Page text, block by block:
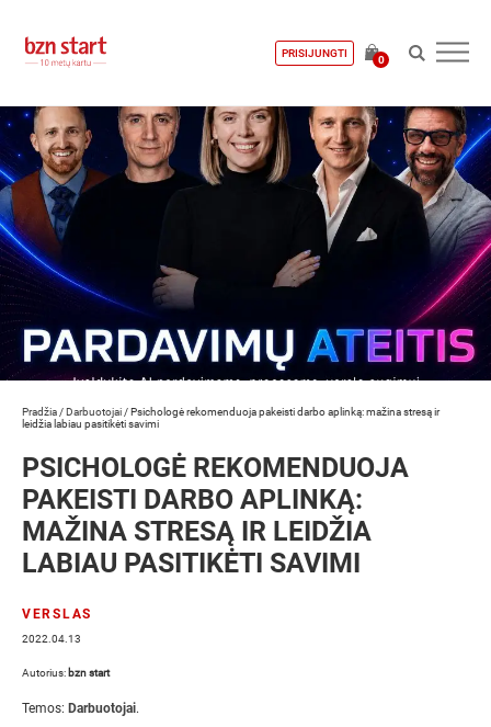
PRISIJUNGTI
0
Pradžia /Darbuotojai /Psichologė rekomenduoja pakeisti darbo aplinką: mažina stresą ir
leidžia labiau pasitikėti savimi
PSICHOLOGĖ REKOMENDUOJA
PAKEISTI DARBO APLINKĄ:
MAŽINA STRESĄ IR LEIDŽIA
LABIAU PASITIKĖTI SAVIMI
VERSLAS
2022.04.13
Autorius: bzn start
Temos: Darbuotojai.